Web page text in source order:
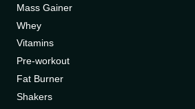
Mass Gainer
Whey
Vitamins
Pre-workout
Fat Burner
Shakers